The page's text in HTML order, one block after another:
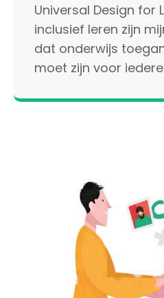
Universal Design for
inclusief leren zijn
dat onderwijs
moet zijn voor